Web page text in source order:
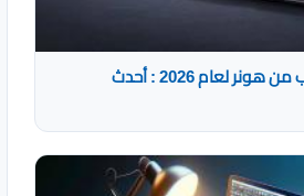
أفضل أجهزة اللاب توب من هونر لعام 2026 : أحدث